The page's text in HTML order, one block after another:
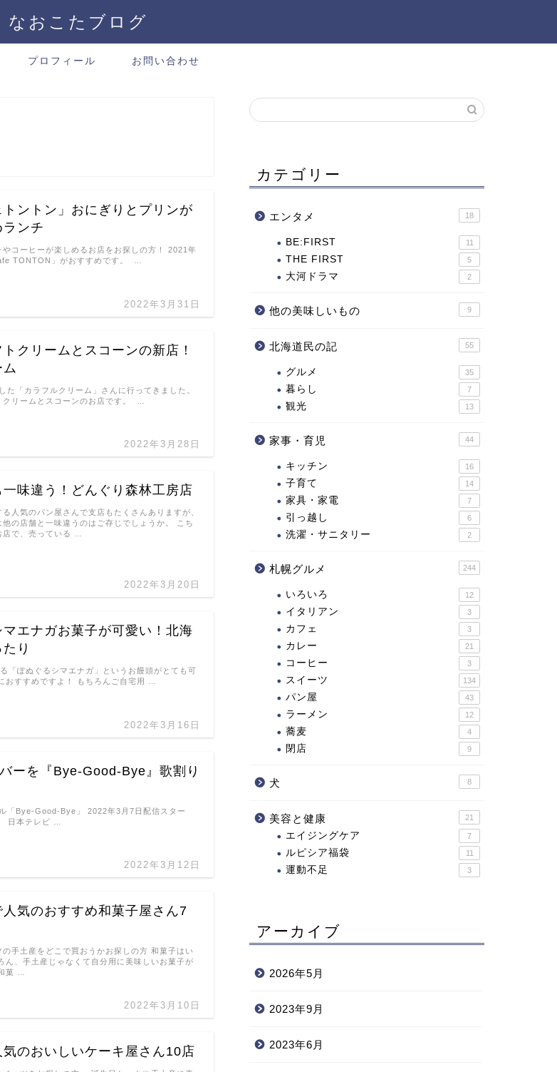
なおこたブログ
プロフィール お問い合わせ
ントン」おにぎりとプリンが
ランチ
2022年3月31日
やコーヒーが楽しめるお店をお探しの方！ 2021年
TONTON」がおすすめです。 …
クリームとスコーンの新店！
2022年3月28日
た「カラフルクリーム」さんに行ってきました。
クリームとスコーンのお店です。 …
味違う！どんぐり森林工房店
2022年3月20日
人気のパン屋さんで支店もたくさんありますが、
他の店舗と一味違うのはご存じでしょうか。 こち
店で、売っている …
エナガお菓子が可愛い！北海
り
2022年3月16日
「ぽぬぐるシマエナガ」というお饅頭がとても可
おすすめですよ！ もちろんご自宅用 …
ーを『Bye-Good-Bye』歌割り
2022年3月12日
「Bye-Good-Bye」 2022年3月7日配信スター
日本テレビ …
気のおすすめ和菓子屋さん7
2022年3月10日
手土産をどこで買おうかお探しの方 和菓子はい
ん、手土産じゃなくて自分用に美味しいお菓子が
菓 …
のおいしいケーキ屋さん10店
カテゴリー
エンタメ 18
BE:FIRST 11
THE FIRST 5
大河ドラマ 2
他の美味しいもの 9
北海道民の記 55
グルメ 35
暮らし 7
観光 13
家事・育児 44
キッチン 16
子育て 14
家具・家電 7
引っ越し 6
洗濯・サニタリー 2
札幌グルメ 244
いろいろ 12
イタリアン 3
カフェ 3
カレー 21
コーヒー 3
スイーツ 134
パン屋 43
ラーメン 12
蕎麦 4
閉店 9
犬 8
美容と健康 21
エイジングケア 7
ルピシア福袋 11
運動不足 3
アーカイブ
2026年5月
2023年9月
2023年6月